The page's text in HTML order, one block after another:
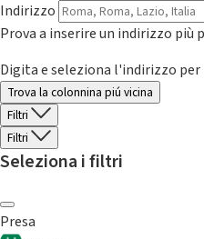
Indirizzo
Prova a inserire un indirizzo più
Digita e seleziona l'indirizzo
Trova la colonnina piú vicina
Filtri
Filtri
Seleziona i filtri
Presa